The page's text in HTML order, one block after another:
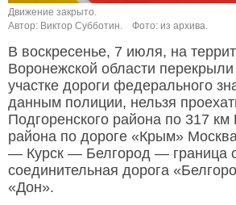
Движение закрыто.
Автор: Виктор Субботин.
Фото: из архива.
В воскресенье, 7 июля, на
Воронежской области
участке дороги федерального
данным полиции, нельзя
Подгоренского района по 317 км
района по дороге «Крым»
— Курск — Белгород — граница
соединительная дорога
«Дон».